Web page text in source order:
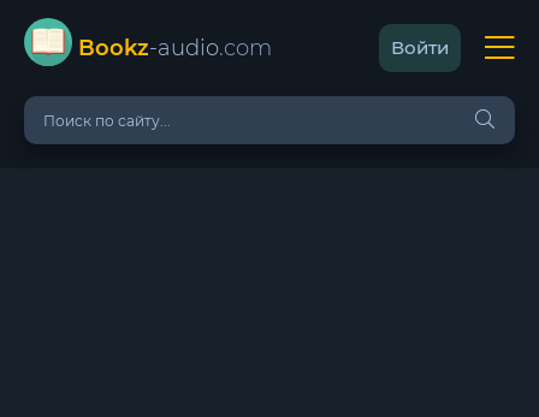
Bookz-audio.com Войти